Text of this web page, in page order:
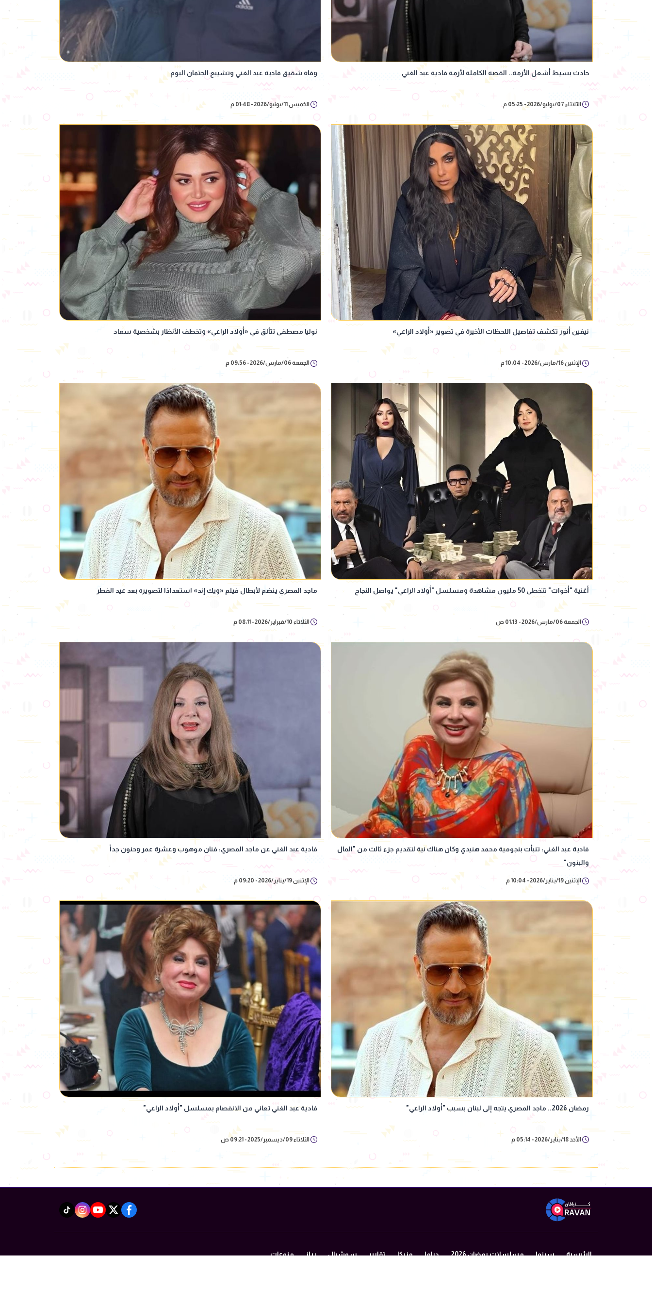
حادث بسيط أشعل الأزمة.. القصة الكاملة لأزمة فادية عبد الغني
الثلاثاء 07/يوليو/2026 - 05:25 م
وفاة شقيق فادية عبد الغني وتشييع الجثمان اليوم
الخميس 11/يونيو/2026 - 01:48 م
نيفين أنور تكشف تفاصيل اللحظات الأخيرة في تصوير «أولاد الراعي»
الإثنين 16/مارس/2026 - 10:04 م
نوليا مصطفى تتألق في «أولاد الراعي» وتخطف الأنظار بشخصية سعاد
الجمعة 06/مارس/2026 - 09:56 م
أغنية "أخوات" تتخطى 50 مليون مشاهدة ومسلسل "أولاد الراعي" يواصل النجاح
الجمعة 06/مارس/2026 - 01:13 ص
ماجد المصري ينضم لأبطال فيلم «ويك إند» استعدادًا لتصويره بعد عيد الفطر
الثلاثاء 10/فبراير/2026 - 08:11 م
فادية عبد الغني: تنبأت بنجومية محمد هنيدي وكان هناك نية لتقديم جزء ثالث من "المال
والبنون"
الإثنين 19/يناير/2026 - 10:04 م
فادية عبد الغني عن ماجد المصري: فنان موهوب وعشرة عمر وحنون جداً
الإثنين 19/يناير/2026 - 09:20 م
رمضان 2026.. ماجد المصري يتجه إلى لبنان بسبب "أولاد الراعي"
الأحد 18/يناير/2026 - 05:14 م
فادية عبد الغني تعاني من الانفصام بمسلسل "أولاد الراعي"
الثلاثاء 09/ديسمبر/2025 - 09:21 ص
facebook
twitter
youtube
instagram
tiktok
الرئيسية سينما مسلسلات رمضان 2026 دراما مزيكا تقارير سوشيال ريلز منوعات